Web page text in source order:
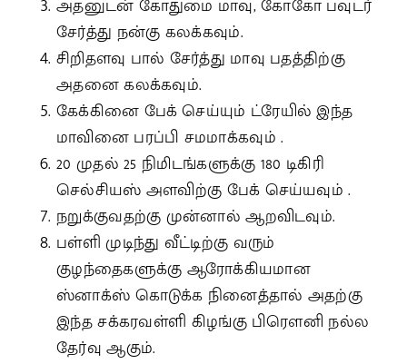
அதனுடன் கோதுமை மாவு, கோகோ பவுடர்
சேர்த்து நன்கு கலக்கவும்.
சிறிதளவு பால் சேர்த்து மாவு பதத்திற்கு
அதனை கலக்கவும்.
கேக்கினை பேக் செய்யும் ட்ரேயில் இந்த
மாவினை பரப்பி சமமாக்கவும் .
20 முதல் 25 நிமிடங்களுக்கு 180 டிகிரி
செல்சியஸ் அளவிற்கு பேக் செய்யவும் .
நறுக்குவதற்கு முன்னால் ஆறவிடவும்.
பள்ளி முடிந்து வீட்டிற்கு வரும்
குழந்தைகளுக்கு ஆரோக்கியமான
ஸ்னாக்ஸ் கொடுக்க நினைத்தால் அதற்கு
இந்த சக்கரவள்ளி கிழங்கு பிரௌனி நல்ல
தேர்வு ஆகும்.